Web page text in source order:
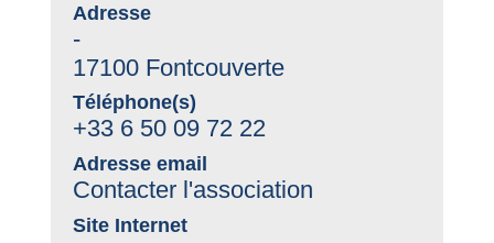
Adresse
-
17100 Fontcouverte
Téléphone(s)
+33 6 50 09 72 22
Adresse email
Contacter l'association
Site Internet